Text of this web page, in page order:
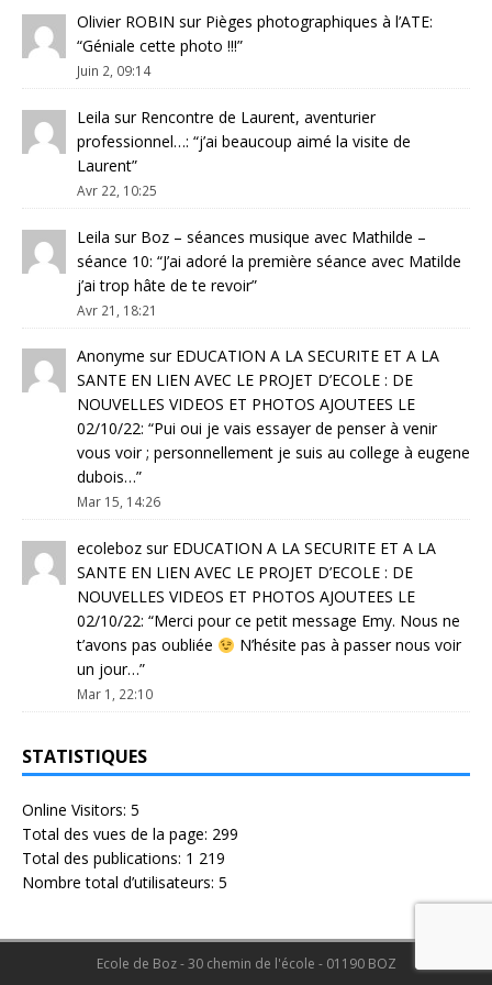
Olivier ROBIN sur Pièges photographiques à l’ATE:
“Géniale cette photo !!!”
Juin 2, 09:14
Leila sur Rencontre de Laurent, aventurier
professionnel…: “j’ai beaucoup aimé la visite de
Laurent”
Avr 22, 10:25
Leila sur Boz – séances musique avec Mathilde –
séance 10: “J’ai adoré la première séance avec Matilde
j’ai trop hâte de te revoir”
Avr 21, 18:21
Anonyme sur EDUCATION A LA SECURITE ET A LA
SANTE EN LIEN AVEC LE PROJET D’ECOLE : DE
NOUVELLES VIDEOS ET PHOTOS AJOUTEES LE
02/10/22: “Pui oui je vais essayer de penser à venir
vous voir ; personnellement je suis au college à eugene
dubois…”
Mar 15, 14:26
ecoleboz sur EDUCATION A LA SECURITE ET A LA
SANTE EN LIEN AVEC LE PROJET D’ECOLE : DE
NOUVELLES VIDEOS ET PHOTOS AJOUTEES LE
02/10/22: “Merci pour ce petit message Emy. Nous ne
t’avons pas oubliée
N’hésite pas à passer nous voir
un jour…”
Mar 1, 22:10
STATISTIQUES
Online Visitors: 5
Total des vues de la page: 299
Total des publications: 1 219
Nombre total d’utilisateurs: 5
Ecole de Boz - 30 chemin de l'école - 01190 BOZ